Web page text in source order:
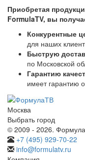
Приобретая
FormulaTV, вы
Конкурентные
для наших
Быструю
по Московской
Гарантию
имеет гарантию
Москва
Выбрать город
© 2009 - 2026.
+7 (495) 929-70-22
info@formulatv.ru